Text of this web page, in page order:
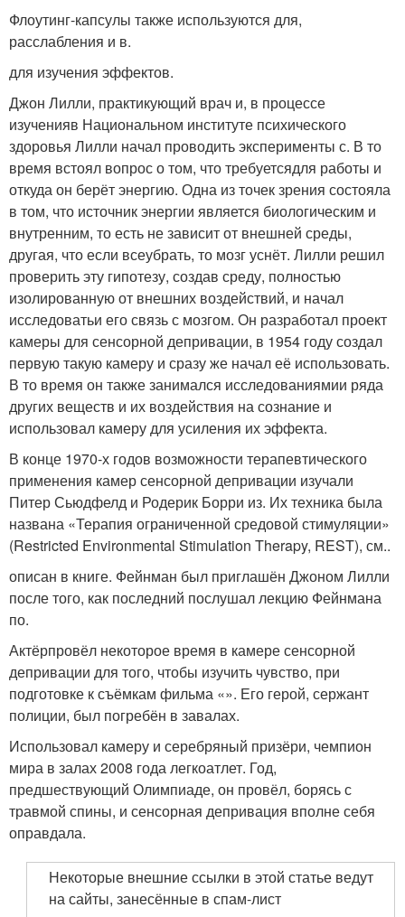
Флоутинг-капсулы также используются для,
расслабления и в.
для изучения эффектов.
Джон Лилли, практикующий врач и, в процессе
изученияв Национальном институте психического
здоровья Лилли начал проводить эксперименты с. В то
время встоял вопрос о том, что требуетсядля работы и
откуда он берёт энергию. Одна из точек зрения состояла
в том, что источник энергии является биологическим и
внутренним, то есть не зависит от внешней среды,
другая, что если всеубрать, то мозг уснёт. Лилли решил
проверить эту гипотезу, создав среду, полностью
изолированную от внешних воздействий, и начал
исследоватьи его связь с мозгом. Он разработал проект
камеры для сенсорной депривации, в 1954 году создал
первую такую камеру и сразу же начал её использовать.
В то время он также занимался исследованиямии ряда
других веществ и их воздействия на сознание и
использовал камеру для усиления их эффекта.
В конце 1970-х годов возможности терапевтического
применения камер сенсорной депривации изучали
Питер Сьюдфелд и Родерик Борри из. Их техника была
названа «Терапия ограниченной средовой стимуляции»
(Restricted Environmental Stimulation Therapy, REST), см..
описан в книге. Фейнман был приглашён Джоном Лилли
после того, как последний послушал лекцию Фейнмана
по.
Актёрпровёл некоторое время в камере сенсорной
депривации для того, чтобы изучить чувство, при
подготовке к съёмкам фильма «». Его герой, сержант
полиции, был погребён в завалах.
Использовал камеру и серебряный призёри, чемпион
мира в залах 2008 года легкоатлет. Год,
предшествующий Олимпиаде, он провёл, борясь с
травмой спины, и сенсорная депривация вполне себя
оправдала.
Некоторые внешние ссылки в этой статье ведут
на сайты, занесённые в спам-лист